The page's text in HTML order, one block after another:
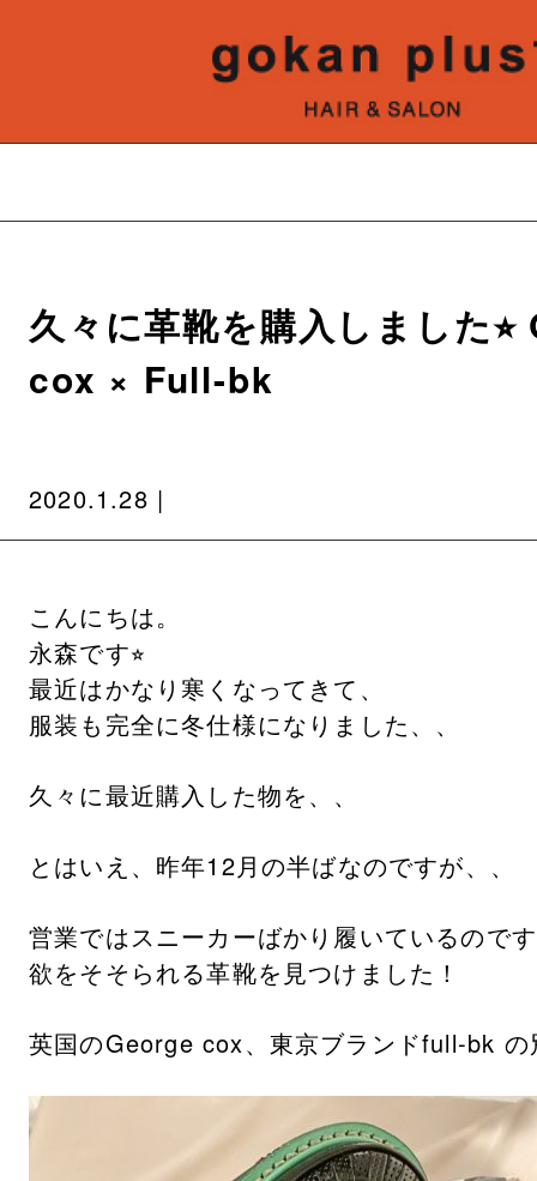
久々に革靴を購入しました
cox × Full-bk
2020.1.28 |
こんにちは。
永森です⭐︎
最近はかなり寒くなってきて、
服装も完全に冬仕様になりました、、
久々に最近購入した物を、、
とはいえ、昨年12月の半ばなのですが、、
営業ではスニーカーばかり履いているので
欲をそそられる革靴を見つけました！
英国のGeorge cox、東京ブランドfull-bk の